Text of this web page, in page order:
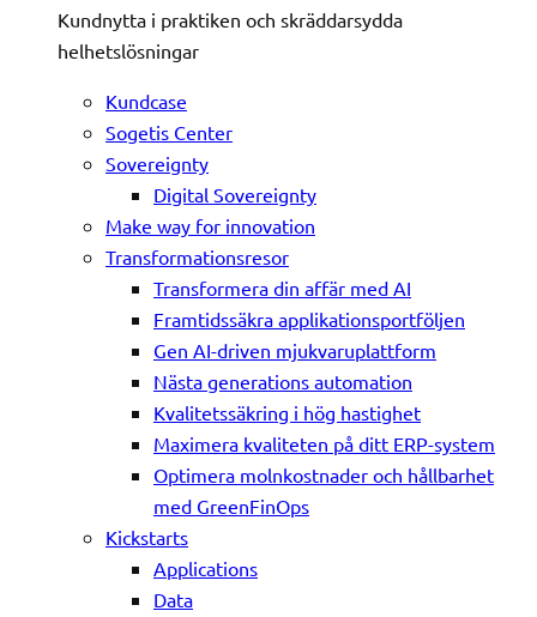
Kundnytta i praktiken och skräddarsydda
helhetslösningar
Kundcase
Sogetis Center
Sovereignty
Digital Sovereignty
Make way for innovation
Transformationsresor
Transformera din affär med AI
Framtidssäkra applikationsportföljen
Gen AI-driven mjukvaruplattform
Nästa generations automation
Kvalitetssäkring i hög hastighet
Maximera kvaliteten på ditt ERP-system
Optimera molnkostnader och hållbarhet
med GreenFinOps
Kickstarts
Applications
Data